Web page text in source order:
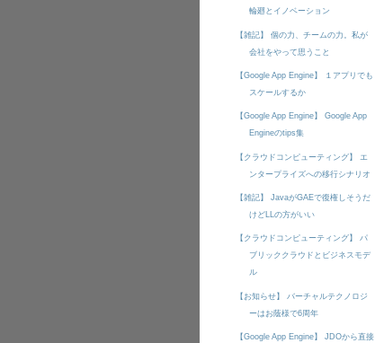
輪廻とイノベーション
【雑記】 個の力、チームの力。私が
会社をやって思うこと
【Google App Engine】 １アプリでも
スケールするか
【Google App Engine】 Google App
Engineのtips集
【クラウドコンピューティング】 エ
ンタープライズへの移行シナリオ
【雑記】 JavaがGAEで復権しそうだ
けどLLの方がいい
【クラウドコンピューティング】 パ
ブリッククラウドとビジネスモデ
ル
【お知らせ】 バーチャルテクノロジ
ーはお蔭様で6周年
【Google App Engine】 JDOから直接